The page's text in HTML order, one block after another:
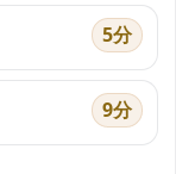
5分
9分